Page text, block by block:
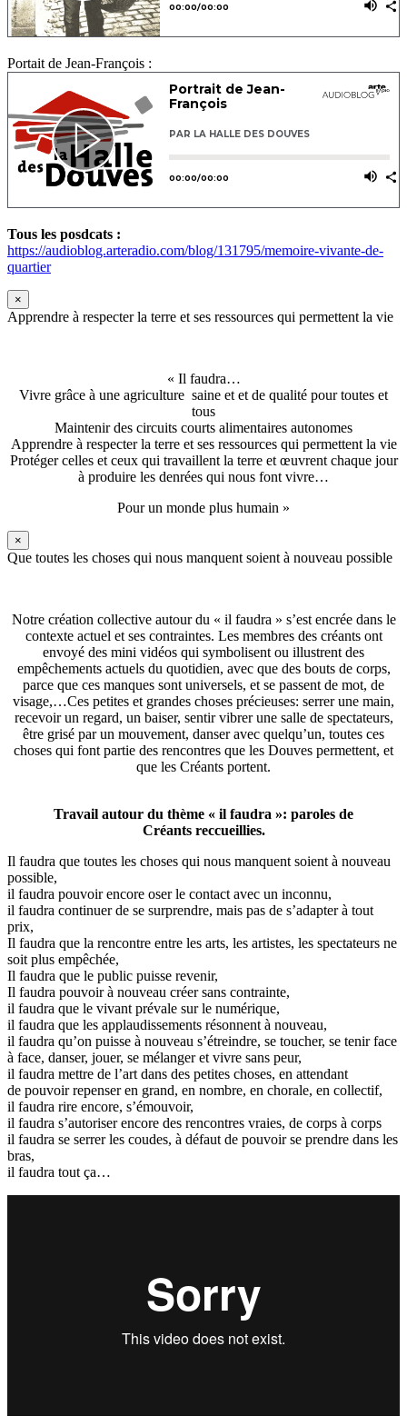
Portait de Jean-François :
Tous les posdcats :
https://audioblog.arteradio.com/blog/131795/memoire-vivante-de-
quartier
×
Apprendre à respecter la terre et ses ressources qui permettent la vie
« Il faudra…
Vivre grâce à une agriculture saine et et de qualité pour toutes et
tous
Maintenir des circuits courts alimentaires autonomes
Apprendre à respecter la terre et ses ressources qui permettent la vie
Protéger celles et ceux qui travaillent la terre et œuvrent chaque jour
à produire les denrées qui nous font vivre…
Pour un monde plus humain »
×
Que toutes les choses qui nous manquent soient à nouveau possible
Notre création collective autour du « il faudra » s’est encrée dans le
contexte actuel et ses contraintes. Les membres des créants ont
envoyé des mini vidéos qui symbolisent ou illustrent des
empêchements actuels du quotidien, avec que des bouts de corps,
parce que ces manques sont universels, et se passent de mot, de
visage,…Ces petites et grandes choses précieuses: serrer une main,
recevoir un regard, un baiser, sentir vibrer une salle de spectateurs,
être grisé par un mouvement, danser avec quelqu’un, toutes ces
choses qui font partie des rencontres que les Douves permettent, et
que les Créants portent.
Travail autour du thème « il faudra »: paroles de
Créants reccueillies.
Il faudra que toutes les choses qui nous manquent soient à nouveau
possible,
il faudra pouvoir encore oser le contact avec un inconnu,
il faudra continuer de se surprendre, mais pas de s’adapter à tout
prix,
Il faudra que la rencontre entre les arts, les artistes, les spectateurs ne
soit plus empêchée,
Il faudra que le public puisse revenir,
Il faudra pouvoir à nouveau créer sans contrainte,
il faudra que le vivant prévale sur le numérique,
il faudra que les applaudissements résonnent à nouveau,
il faudra qu’on puisse à nouveau s’étreindre, se toucher, se tenir face
à face, danser, jouer, se mélanger et vivre sans peur,
il faudra mettre de l’art dans des petites choses, en attendant
de pouvoir repenser en grand, en nombre, en chorale, en collectif,
il faudra rire encore, s’émouvoir,
il faudra s’autoriser encore des rencontres vraies, de corps à corps
il faudra se serrer les coudes, à défaut de pouvoir se prendre dans les
bras,
il faudra tout ça…